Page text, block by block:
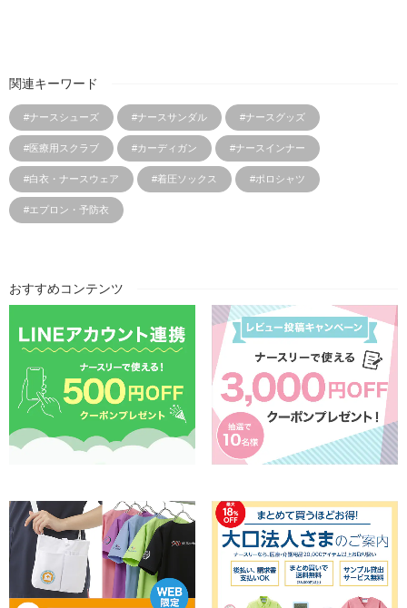
関連キーワード
#ナースシューズ #ナースサンダル #ナースグッズ
#医療用スクラブ #カーディガン #ナースインナー
#白衣・ナースウェア #着圧ソックス #ポロシャツ
#エプロン・予防衣
おすすめコンテンツ